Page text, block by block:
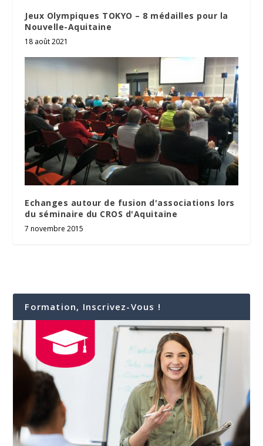
Jeux Olympiques TOKYO – 8 médailles pour la
Nouvelle-Aquitaine
18 août 2021
Echanges autour de fusion d'associations lors
du séminaire du CROS d'Aquitaine
7 novembre 2015
Formation, Inscrivez-Vous !